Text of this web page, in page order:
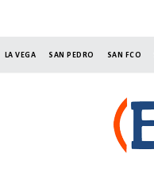
LA VEGA SAN PEDRO SAN FCO